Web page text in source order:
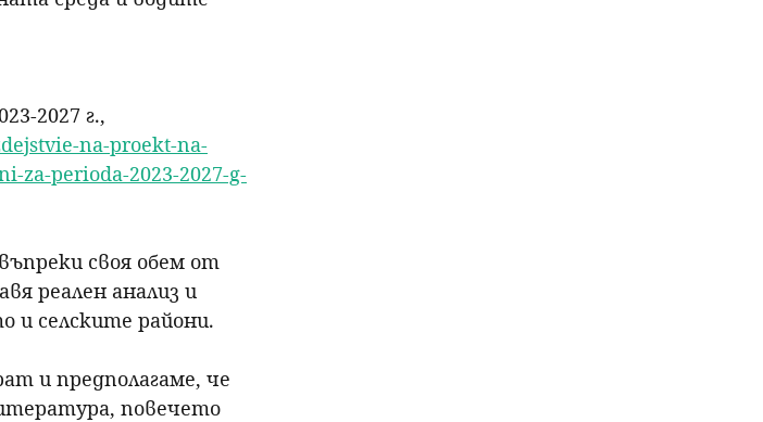
2027 г.,
na-proekt-na-
za-perioda-2023-2027-g-
своя обем от
реален анализ и
и селските райони.
и предполагаме, че
повечето